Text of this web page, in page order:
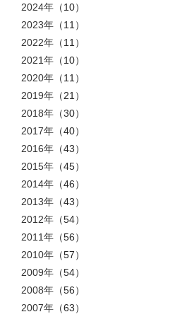
2024年 （10）
2023年 （11）
2022年 （11）
2021年 （10）
2020年 （11）
2019年 （21）
2018年 （30）
2017年 （40）
2016年 （43）
2015年 （45）
2014年 （46）
2013年 （43）
2012年 （54）
2011年 （56）
2010年 （57）
2009年 （54）
2008年 （56）
2007年 （63）